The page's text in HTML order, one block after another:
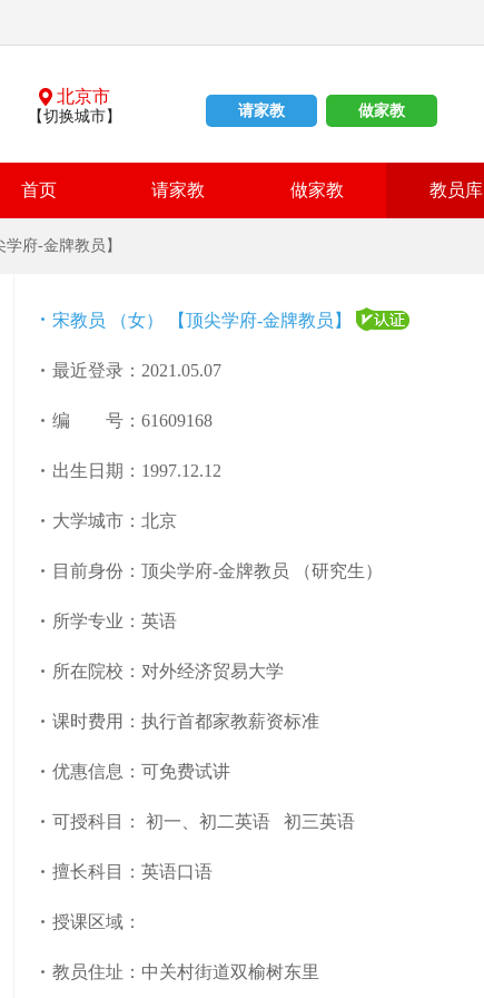
北京市
【切换城市】 请家教 做家教
首页 请家教 做家教 教员库
府-金牌教员】
宋教员 （女） 【顶尖学府-金牌教员】
最近登录：2021.05.07
编 号：61609168
出生日期：1997.12.12
大学城市：北京
目前身份：顶尖学府-金牌教员 （研究生）
所学专业：英语
所在院校：对外经济贸易大学
课时费用：执行首都家教薪资标准
优惠信息：可免费试讲
可授科目： 初一、初二英语 初三英语
擅长科目：英语口语
授课区域：
教员住址：中关村街道双榆树东里